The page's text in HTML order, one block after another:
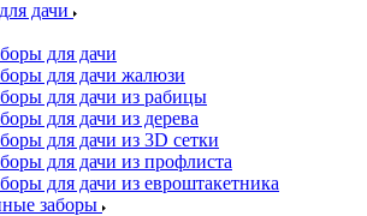
дачи
для дачи
для дачи жалюзи
для дачи из рабицы
для дачи из дерева
для дачи из 3D сетки
для дачи из профлиста
для дачи из евроштакетника
заборы